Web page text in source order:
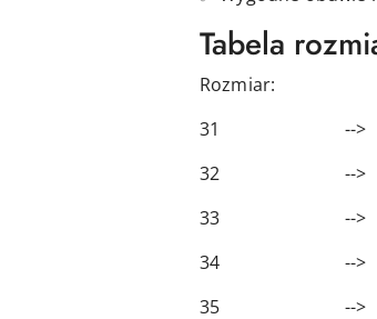
Tabela
Rozmiar:
31 -->
32 -->
33 -->
34 -->
35 --